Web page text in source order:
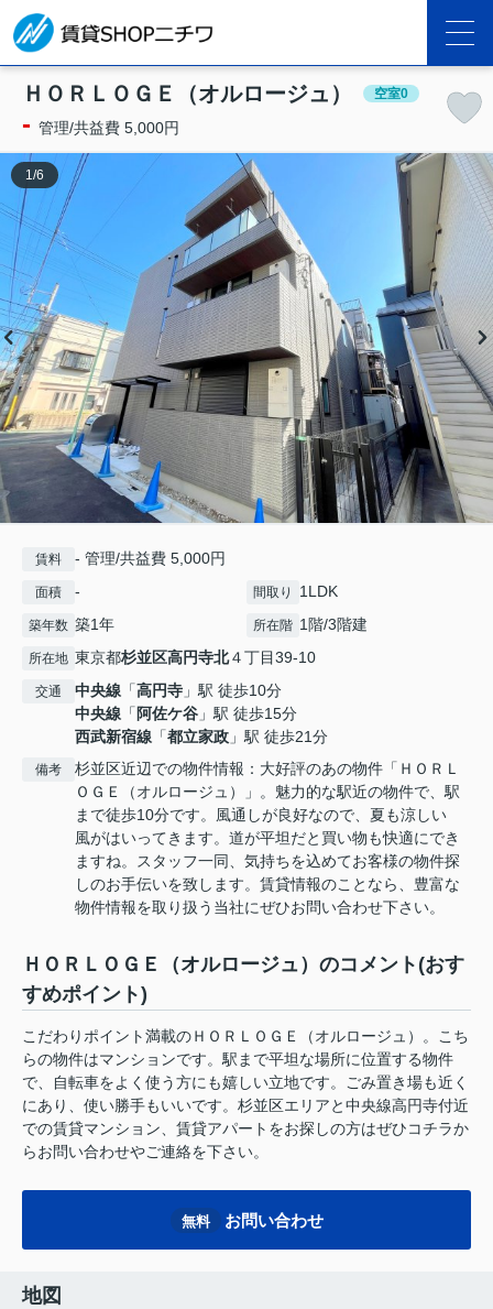
ＨＯＲＬＯＧＥ（オルロージュ） 空室0
- 管理/共益費 5,000円
1 /6
賃料 - 管理/共益費 5,000円
面積 - 間取り 1LDK
築年数 築1年 所在階 1階/3階建
所在地 東京都杉並区高円寺北４丁目39-10
交通 中央線 「高円寺 」駅 徒歩10分
中央線 「 阿佐ケ谷 」駅 徒歩15分
西武新宿線 「都立家政 」駅 徒歩21分
備考
杉並区近辺での物件情報：大好評のあの物件「ＨＯＲＬ
ＯＧＥ（オルロージュ）」。魅力的な駅近の物件で、駅
まで徒歩10分です。風通しが良好なので、夏も涼しい
風がはいってきます。道が平坦だと買い物も快適にでき
ますね。スタッフ一同、気持ちを込めてお客様の物件探
しのお手伝いを致します。賃貸情報のことなら、豊富な
物件情報を取り扱う当社にぜひお問い合わせ下さい。
ＨＯＲＬＯＧＥ（オルロージュ）のコメント(おす
すめポイント)
こだわりポイント満載のＨＯＲＬＯＧＥ（オルロージュ）。こち
らの物件はマンションです。駅まで平坦な場所に位置する物件
で、自転車をよく使う方にも嬉しい立地です。ごみ置き場も近く
にあり、使い勝手もいいです。杉並区エリアと中央線高円寺付近
での賃貸マンション、賃貸アパートをお探しの方はぜひコチラか
らお問い合わせやご連絡を下さい。
無料 お問い合わせ
地図